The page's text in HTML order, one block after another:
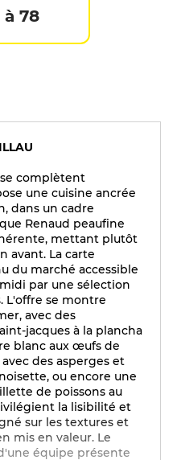
à 78
complètent
une cuisine ancrée
dans un cadre
Renaud peaufine
mettant plutôt
avant. La carte
du marché accessible
par une sélection
L'offre se montre
avec des
jacques à la plancha
blanc aux œufs de
des asperges et
ou encore une
de poissons au
la lisibilité et
sur les textures et
mis en valeur. Le
équipe présente